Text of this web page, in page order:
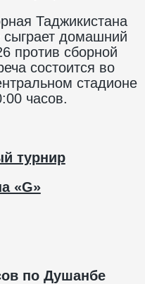
Таджикистана
сыграет домашний
против сборной
состоится во
стадионе
часов.
турнир
«G»
по Душанбе